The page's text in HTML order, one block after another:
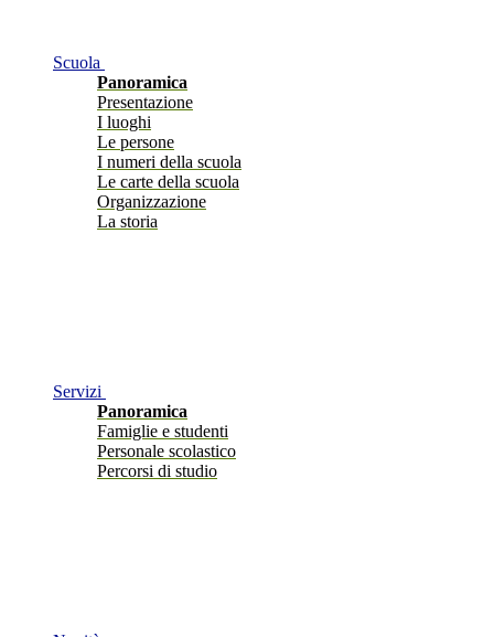
Scuola
Panoramica
Presentazione
I luoghi
Le persone
I numeri della scuola
Le carte della scuola
Organizzazione
La storia
Servizi
Panoramica
Famiglie e studenti
Personale scolastico
Percorsi di studio